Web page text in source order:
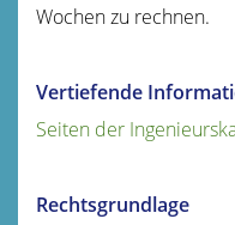
Wochen zu rechnen.
Vertiefende
Seiten der
Rechtsgrundlage